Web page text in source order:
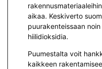
aikaa. Keskiverto
puurakenteissaan
hiilidioksidia.
Puumestalta voit
kaikkeen